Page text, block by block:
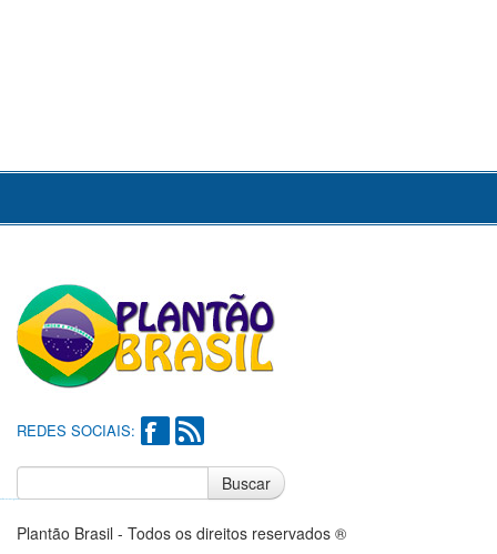
REDES SOCIAIS:
Buscar
Plantão Brasil - Todos os direitos reservados ®